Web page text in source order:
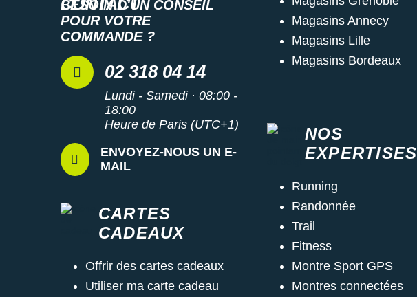
BESOIN D'UN CONSEIL
POUR VOTRE
COMMANDE ?
02 318 04 14
Lundi - Samedi · 08:00 -
18:00
Heure de Paris (UTC+1)
ENVOYEZ-NOUS UN E-
MAIL
CARTES
CADEAUX
Offrir des cartes cadeaux
Utiliser ma carte cadeau
Magasins Annecy
Magasins Lille
Magasins Bordeaux
NOS
EXPERTISES
Running
Randonnée
Trail
Fitness
Montre Sport GPS
Montres connectées